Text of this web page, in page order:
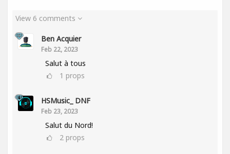
View 6 comments
Ben Acquier
Feb 22, 2023
Salut à tous
1 props
HSMusic_ DNF
Feb 23, 2023
Salut du Nord!
2 props